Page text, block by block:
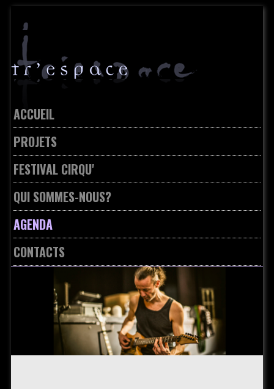
navigation
Skip
to
content
ACCUEIL
PROJETS
FESTIVAL CIRQU'
QUI SOMMES-NOUS?
AGENDA
CONTACTS